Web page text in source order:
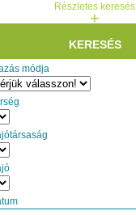
Részletes keresés
+
módja